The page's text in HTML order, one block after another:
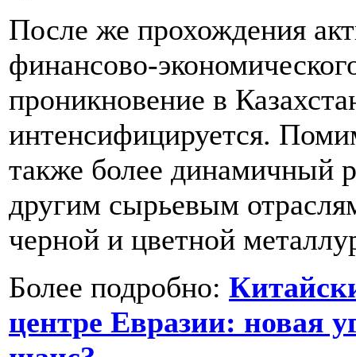
После же прохождения
финансово-
проникновение в
интенсифицируется.
также более динамичный
другим сырьевым
черной и цветной
Более подробно:
центре Евразии: новая